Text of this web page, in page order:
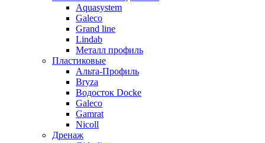
Aquasystem
Galeco
Grand line
Lindab
Металл профиль
Пластиковые
Альта-Профиль
Bryza
Водосток Docke
Galeco
Gamrat
Nicoll
Дренаж